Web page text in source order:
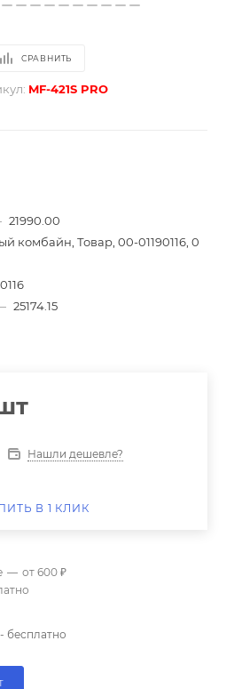
СРАВНИТЬ
MF-421S PRO
21990.00
комбайн, Товар, 00-01190116, 0
25174.15
Нашли дешевле?
В 1 КЛИК
— от 600 ₽
бесплатно